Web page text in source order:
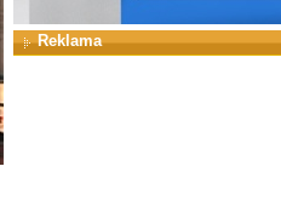
Reklama